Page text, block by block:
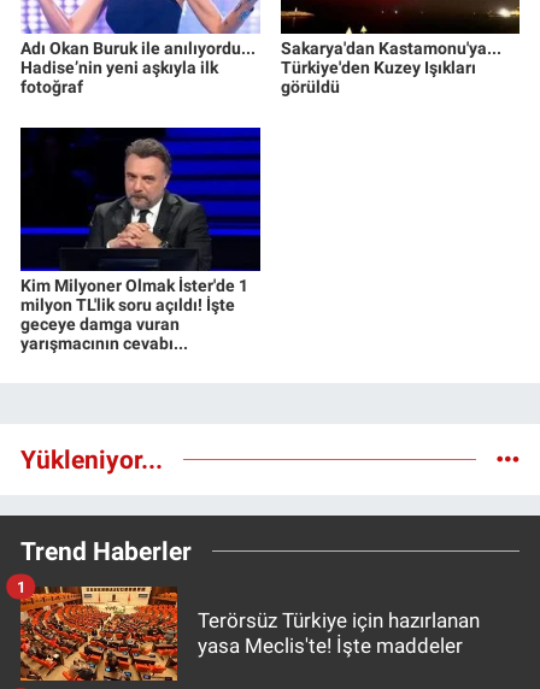
Adı Okan Buruk ile anılıyordu...
Hadise’nin yeni aşkıyla ilk
fotoğraf
Sakarya'dan Kastamonu'ya...
Türkiye'den Kuzey Işıkları
görüldü
Kim Milyoner Olmak İster'de 1
milyon TL'lik soru açıldı! İşte
geceye damga vuran
yarışmacının cevabı...
Yükleniyor...
Trend Haberler
Terörsüz Türkiye için hazırlanan
yasa Meclis'te! İşte maddeler
1